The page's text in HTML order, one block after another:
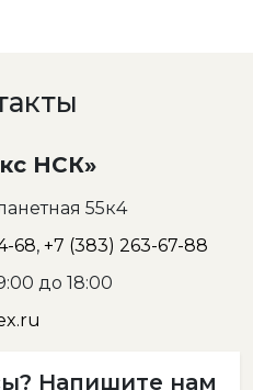
НСК»
55к4
68, +7 (383) 263-67-88
до 18:00
Напишите нам